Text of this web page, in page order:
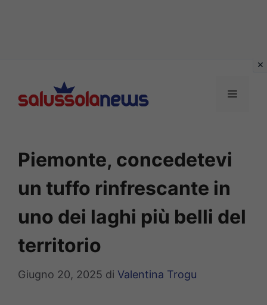
contenuto
MENU
Piemonte, concedetevi
un tuffo rinfrescante in
uno dei laghi più belli del
territorio
Giugno 20, 2025 di Valentina Trogu